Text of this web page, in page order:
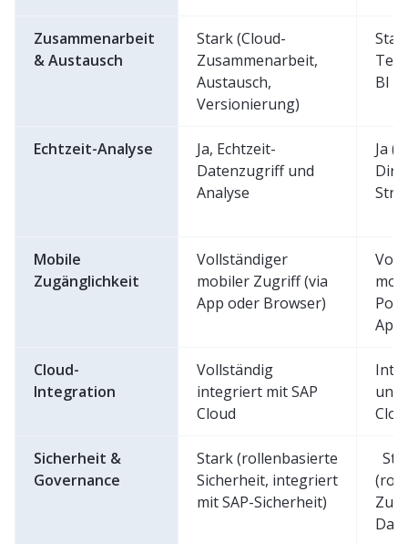
Zusammenarbeit
& Austausch
Stark (Cloud-
Zusammenarbeit,
Austausch,
Versionierung)
BI
Echtzeit-Analyse
Ja, Echtzeit-
Datenzugriff und
Analyse
Ja
Mobile
Zugänglichkeit
Vollständiger
mobiler Zugriff (via
App oder Browser)
Cloud-
Integration
Vollständig
integriert mit SAP
Cloud
und
Sicherheit &
Governance
Stark (rollenbasierte
Sicherheit, integriert
mit SAP-Sicherheit)